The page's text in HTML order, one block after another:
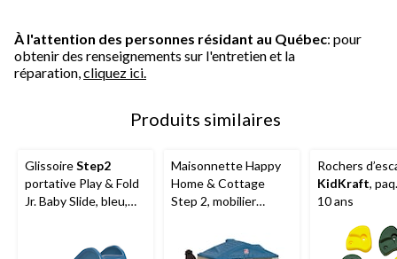
À l'attention des personnes résidant au Québec: pour
obtenir des renseignements sur l'entretien et la
réparation, cliquez ici.
Produits similaires
GlissoireStep2
portative Play & Fold
Jr. Baby Slide, bleu,
Maisonnette Happy
Home & Cottage
Step 2, mobilier
Rochers
KidKraft,
10 ans